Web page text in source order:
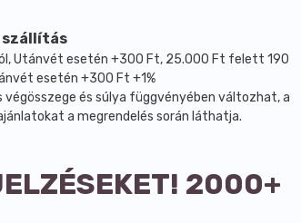
szállítás
Utánvét esetén +300 Ft, 25.000 Ft felett 190
esetén +300 Ft +1%
végösszege és súlya függvényében változhat, a
a megrendelés során láthatja.
2000+